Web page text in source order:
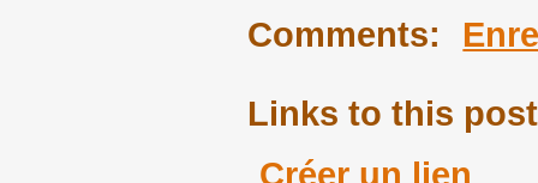
Comments:
Links to this
Créer un lien